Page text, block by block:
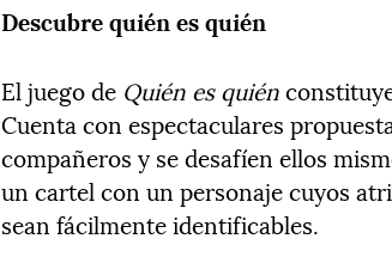
Descubre quién es quién
El juego de Quién es quién
Cuenta con espectaculares
compañeros y se desafíen ellos
un cartel con un personaje cuyos
sean fácilmente identificables.